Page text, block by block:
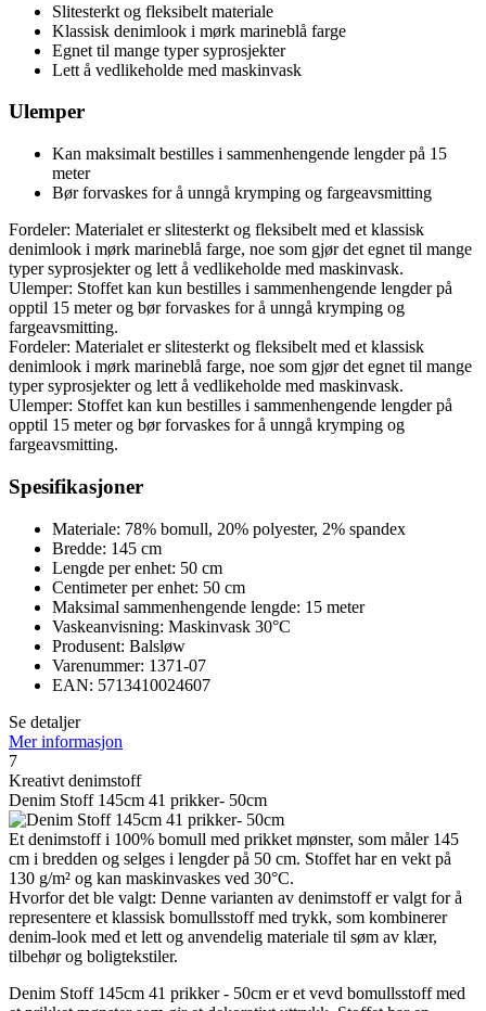
Slitesterkt og fleksibelt materiale
Klassisk denimlook i mørk marineblå farge
Egnet til mange typer syprosjekter
Lett å vedlikeholde med maskinvask
Ulemper
Kan maksimalt bestilles i sammenhengende lengder på 15
meter
Bør forvaskes for å unngå krymping og fargeavsmitting
Fordeler: Materialet er slitesterkt og fleksibelt med et klassisk
denimlook i mørk marineblå farge, noe som gjør det egnet til mange
typer syprosjekter og lett å vedlikeholde med maskinvask.
Ulemper: Stoffet kan kun bestilles i sammenhengende lengder på
opptil 15 meter og bør forvaskes for å unngå krymping og
fargeavsmitting.
Fordeler: Materialet er slitesterkt og fleksibelt med et klassisk
denimlook i mørk marineblå farge, noe som gjør det egnet til mange
typer syprosjekter og lett å vedlikeholde med maskinvask.
Ulemper: Stoffet kan kun bestilles i sammenhengende lengder på
opptil 15 meter og bør forvaskes for å unngå krymping og
fargeavsmitting.
Spesifikasjoner
Materiale: 78% bomull, 20% polyester, 2% spandex
Bredde: 145 cm
Lengde per enhet: 50 cm
Centimeter per enhet: 50 cm
Maksimal sammenhengende lengde: 15 meter
Vaskeanvisning: Maskinvask 30°C
Produsent: Balsløw
Varenummer: 1371-07
EAN: 5713410024607
Se detaljer
Mer informasjon
7
Kreativt denimstoff
Denim Stoff 145cm 41 prikker- 50cm
Et denimstoff i 100% bomull med prikket mønster, som måler 145
cm i bredden og selges i lengder på 50 cm. Stoffet har en vekt på
130 g/m² og kan maskinvaskes ved 30°C.
Hvorfor det ble valgt: Denne varianten av denimstoff er valgt for å
representere et klassisk bomullsstoff med trykk, som kombinerer
denim-look med et lett og anvendelig materiale til søm av klær,
tilbehør og boligtekstiler.
Denim Stoff 145cm 41 prikker - 50cm er et vevd bomullsstoff med